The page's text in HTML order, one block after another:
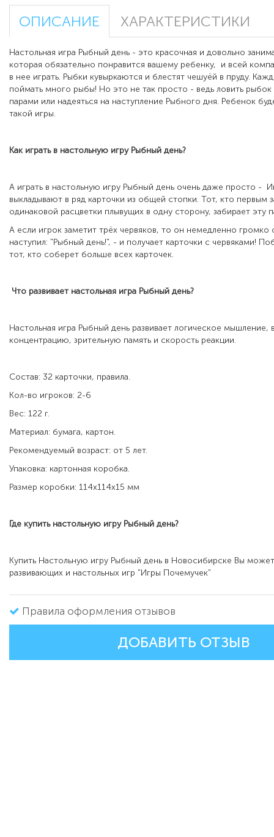
ОПИСАНИЕ ХАРАКТЕРИСТИКИ
Настольная игра Рыбный день - это красочная и довольно
которая обязательно понравится вашему ребенку, и всей
в нее играть. Рыбки кувыркаются и блестят чешуёй в пруду.
поймать много рыбы! Но это не так просто - ведь ловить
парами или надеяться на наступление Рыбного дня. Ребенок
такой игры.
Как играть в настольную игру Рыбный день?
А играть в настольную игру Рыбный день очень даже просто -
выкладывают в ряд карточки из общей стопки. Тот, кто первым
одинаковой расцветки плывущих в одну сторону, забирает эту
А если игрок заметит трёх червяков, то он немедленно громко
наступил: "Рыбный день!", - и получает карточки с червяками!
тот, кто соберет больше всех карточек.
Что развивает настольная игра Рыбный день?
Настольная игра Рыбный день развивает логическое мышление,
концентрацию, зрительную память и скорость реакции.
Состав: 32 карточки, правила.
Кол-во игроков: 2-6
Вес: 122 г.
Материал: бумага, картон.
Рекомендуемый возраст: от 5 лет.
Упаковка: картонная коробка.
Размер коробки: 114х114х15 мм
Где купить настольную игру Рыбный день?
Купить Настольную игру Рыбный день в Новосибирске Вы
развивающих и настольных игр "Игры Почемучек"
Правила оформления отзывов
ДОБАВИТЬ ОТЗЫВ